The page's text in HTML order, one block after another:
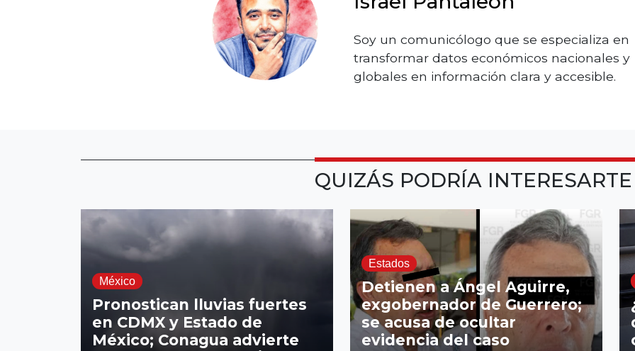
Soy un comunicólogo que se especializa en
transformar datos económicos nacionales y
globales en información clara y accesible.
QUIZÁS PODRÍA
México
Pronostican lluvias fuertes
en CDMX y Estado de
México; Conagua advierte
Estados
Detienen a Ángel Aguirre,
exgobernador de Guerrero;
se acusa de ocultar
evidencia del caso